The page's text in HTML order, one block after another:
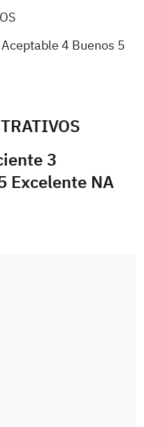
4 Buenos 5
3
Excelente NA